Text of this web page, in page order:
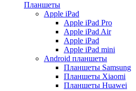
Планшеты
Apple iPad
Apple iPad Pro
Apple iPad Air
Apple iPad
Apple iPad mini
Android планшеты
Планшеты Samsung
Планшеты Xiaomi
Планшеты Huawei